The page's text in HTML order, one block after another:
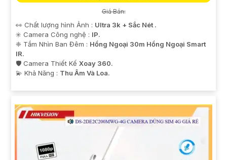
Giá Bán:
👀 Chất lượng hình Ảnh : Ultra 3k + Sắc Nét .
✳️ Camera Công nghệ : IP.
❈ Tầm Nhìn Ban Đêm : Hồng Ngoại 30m Hồng Ngoại Smart
IR.
🛡 Camera Thiết Kế Xoay 360.
️💫 Khả Năng : Thu Âm Và Loa.